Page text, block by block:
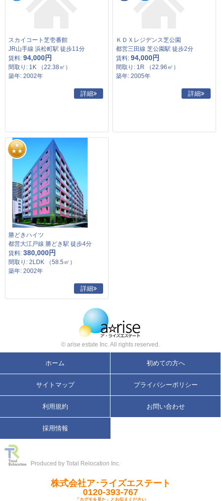
スカイコート芝壱番館
JR山手線 浜松町駅 徒歩11分
賃料: 94,000円
間取り: 1K （22.38㎡）
築年: 2002年
詳細
ＫＤＸレジデンス芝公園
都営三田線 芝公園駅 徒歩2分
賃料:94,000円
間取り: 1R （22.96㎡）
築年: 2005年
詳細
勝どきハイツ
都営大江戸線 勝どき駅 徒歩4分
賃料: 380,000円
間取り: 2LDK （58.5㎡）
築年: 2002年
詳細
© arise estate Inc. All rights reserved.
ホーム 初めての方へ
サイトマップ プライバシーポリシー
利用規約 お問い合わせ
採用情報
Produced by Total Relocation Inc.
株式会社ア･ライズエステート
0120-393-767
「カグモを見た」とお伝えください